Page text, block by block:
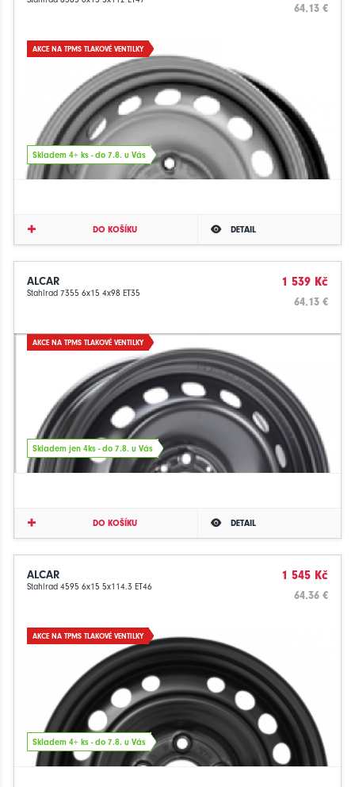
64.13 €
AKCE NA TPMS TLAKOVÉ VENTILKY
Skladem 4+ ks - do 7.8. u Vás
DO KOŠÍKU DETAIL
ALCAR
Stahlrad 7355 6x15 4x98 ET35
1 539 Kč
64.13 €
AKCE NA TPMS TLAKOVÉ VENTILKY
Skladem jen 4ks - do 7.8. u Vás
DO KOŠÍKU DETAIL
ALCAR
Stahlrad 4595 6x15 5x114.3 ET46
1 545 Kč
64.36 €
AKCE NA TPMS TLAKOVÉ VENTILKY
Skladem 4+ ks - do 7.8. u Vás